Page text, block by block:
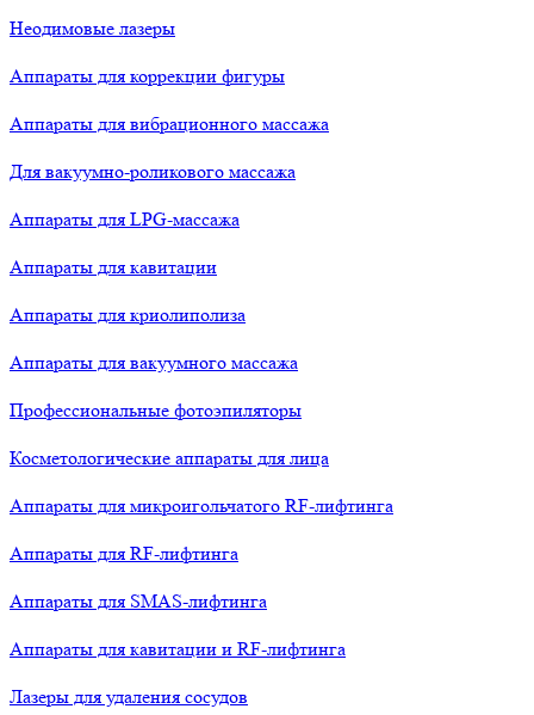
Неодимовые лазеры
Аппараты для коррекции фигуры
Аппараты для вибрационного массажа
Для вакуумно-роликового массажа
Аппараты для LPG-массажа
Аппараты для кавитации
Аппараты для криолиполиза
Аппараты для вакуумного массажа
Профессиональные фотоэпиляторы
Косметологические аппараты для лица
Аппараты для микроигольчатого RF-лифтинга
Аппараты для RF-лифтинга
Аппараты для SMAS-лифтинга
Аппараты для кавитации и RF-лифтинга
Лазеры для удаления сосудов